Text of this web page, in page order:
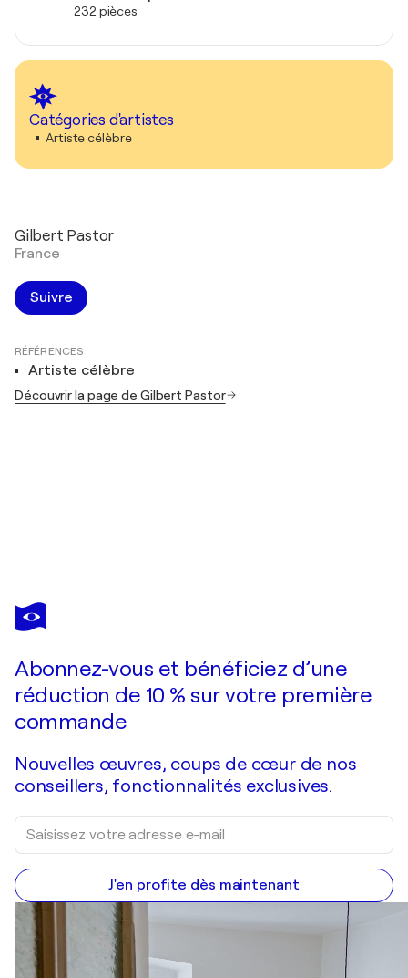
232 pièces
Catégories d'artistes
Artiste célèbre
Gilbert Pastor
France
Suivre
RÉFÉRENCES
Artiste célèbre
Découvrir la page de Gilbert Pastor
GILBERT PASTOR
Etude
Abonnez-vous et bénéficiez d’une
réduction de 10 % sur votre première
commande
Nouvelles œuvres, coups de cœur de nos
conseillers, fonctionnalités exclusives.
J'en profite dès maintenant